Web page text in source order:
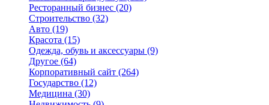
Ресторанный бизнес (20)
Строительство (32)
Авто (19)
Красота (15)
Одежда, обувь и аксессуары (9)
Другое (64)
Корпоративный сайт (264)
Государство (12)
Медицина (30)